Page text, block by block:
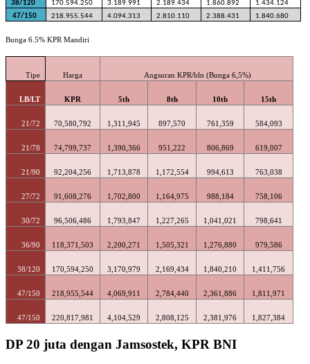
38/120 170.594.250 3.189.991 2.189.434 1.860.892
1.434.124
47/150
218.955.544 4.094.313 2.810.110 2.388.431 1.840.680
Bunga 6.5% KPR Mandiri
Tipe Harga Angsuran KPR/bln (Bunga 6,5%)
LB/LT KPR 5th 8th 10th 15th
21/72 70,580,792 1,311,945 897,570 761,359 584,093
21/78 74,799,737 1,390,366 951,222 806,869 619,007
21/90 92,204,256 1,713,878 1,172,554 994,613 763,038
27/72 91,608,276 1,702,800 1,164,975 988,184 758,106
30/72 96,506,486 1,793,847 1,227,265 1,041,021 798,641
36/90 118,371,503 2,200,271 1,505,321 1,276,880 979,586
38/120 170,594,250 3,170,979 2,169,434 1,840,210 1,411,756
47/150 218,955,544 4,069,911 2,784,440 2,361,886 1,811,971
47/150 220,817,981 4,104,529 2,808,125 2,381,976 1,827,384
DP 20 juta dengan Jamsostek, KPR BNI